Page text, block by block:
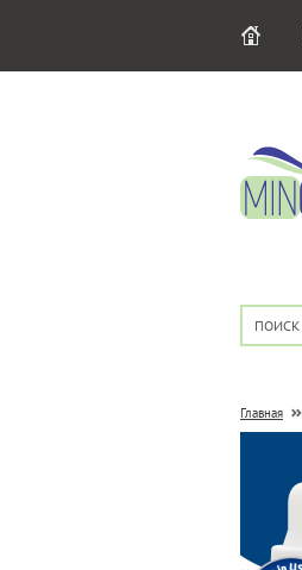
Главная